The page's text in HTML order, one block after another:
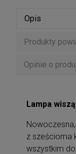
Opis
Produkty
Opinie o
Lampa
z sześcioma
wszystkim do